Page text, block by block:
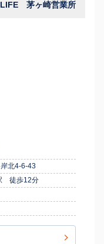
茅ヶ崎営業所
北4-6-43
徒歩12分